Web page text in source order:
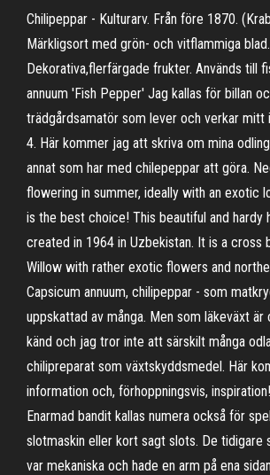
Chilipeppar - Kulturarv. Från före 1870.
Märkligsort med grön- och vitflammiga blad.
Dekorativa,flerfärgade frukter. Används till
annuum 'Fish Pepper' Jag kallas för billan
trädgårdsamatör som lever och verkar mitt
4. Här kommer jag att skriva om mina
annat som har med chilepeppar att göra.
flowering in summer, ideally with an exotic
is the best choice! This beautiful and hardy
created in 1964 in Uzbekistan. It is a cross
Willow with rather exotic flowers and
Capsicum annuum, chilipeppar - som
uppskattad av många. Men som läkeväxt är
känd och jag tror inte att särskilt många
chilipreparat som växtskyddsmedel. Här
information och, förhoppningsvis,
Enarmad bandit kallas numera också för
slotmaskin eller kort sagt slots. De tidigare
var mekaniska och hade en arm på ena